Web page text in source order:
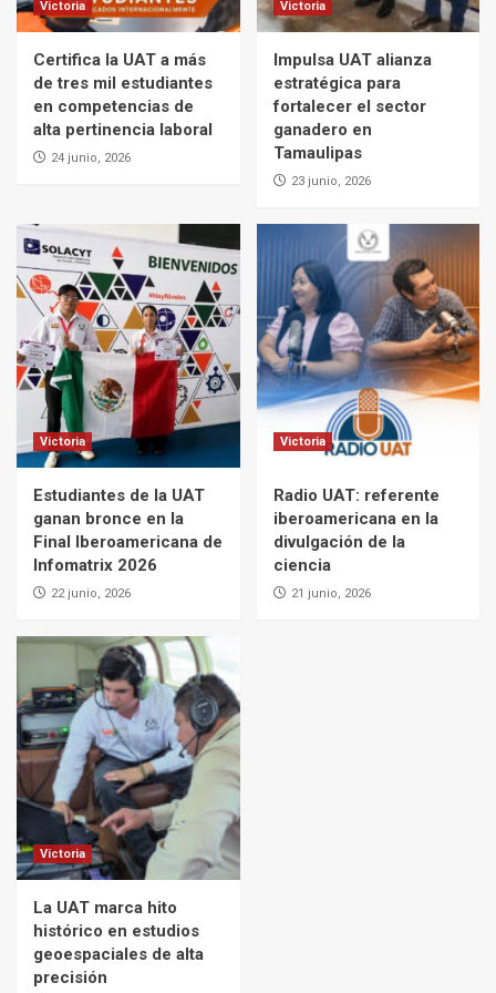
Victoria
Certifica la UAT a más
de tres mil estudiantes
en competencias de
alta pertinencia laboral
24 junio, 2026
Victoria
Impulsa UAT alianza
estratégica para
fortalecer el sector
ganadero en
Tamaulipas
23 junio, 2026
Victoria
Estudiantes de la UAT
ganan bronce en la
Final Iberoamericana de
Infomatrix 2026
22 junio, 2026
Victoria
Radio UAT: referente
iberoamericana en la
divulgación de la
ciencia
21 junio, 2026
Victoria
La UAT marca hito
histórico en estudios
geoespaciales de alta
precisión